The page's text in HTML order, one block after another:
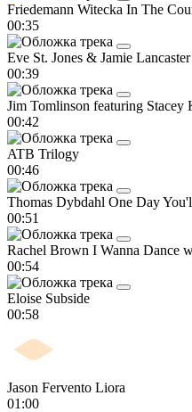
Friedemann Witecka In The
00:35
Eve St. Jones & Jamie Lancaster
00:39
Jim Tomlinson featuring Stacey
00:42
ATB Trilogy
00:46
Thomas Dybdahl One Day
00:51
Rachel Brown I Wanna Dance
00:54
Eloise Subside
00:58
Jason Fervento Liora
01:00